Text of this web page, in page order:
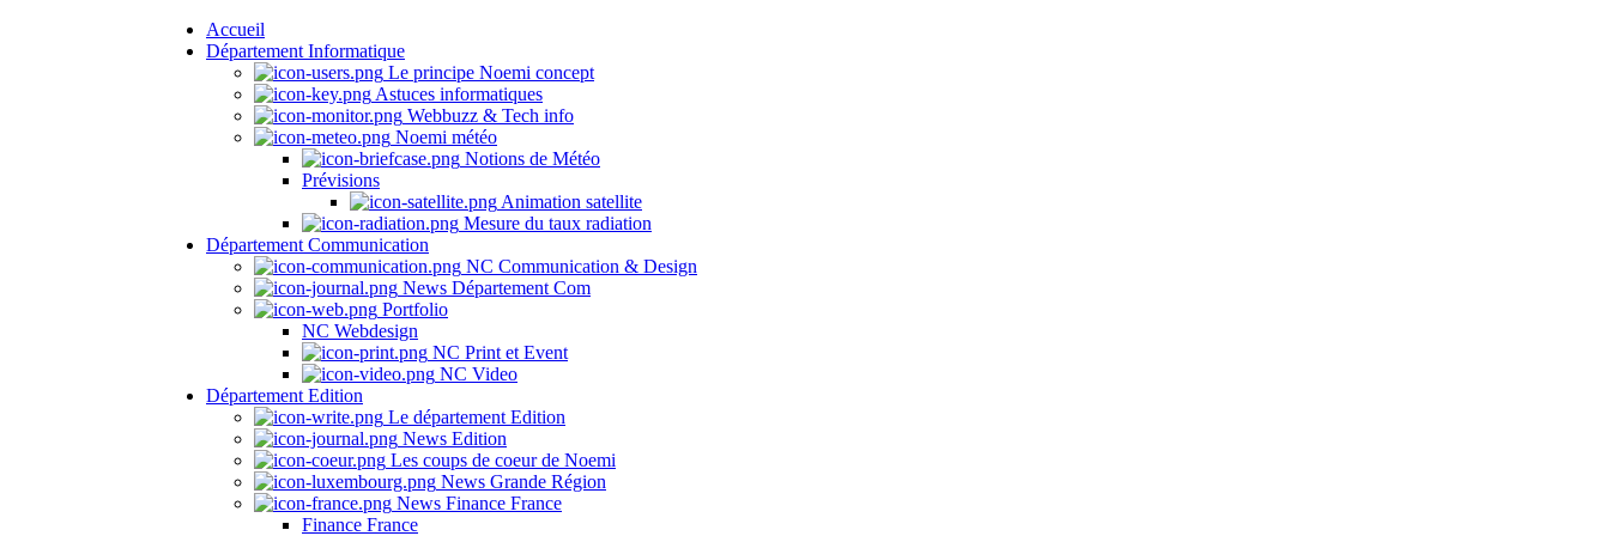
Accueil
Département Informatique
Le principe Noemi concept
Astuces informatiques
Webbuzz & Tech info
Noemi météo
Notions de Météo
Prévisions
Animation satellite
Mesure du taux radiation
Département Communication
NC Communication & Design
News Département Com
Portfolio
NC Webdesign
NC Print et Event
NC Video
Département Edition
Le département Edition
News Edition
Les coups de coeur de Noemi
News Grande Région
News Finance France
Finance France